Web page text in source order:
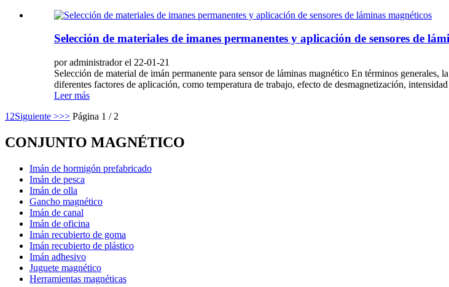
Selección de materiales de imanes permanentes y aplicación de sensores de
por administrador el 22-01-21
Selección de material de imán permanente para sensor de láminas magnético En términos
diferentes factores de aplicación, como temperatura de trabajo, efecto de desmagnetización,
Leer más
1 2Siguiente >>> Página 1 / 2
CONJUNTO MAGNÉTICO
Imán de hormigón prefabricado
Imán de pesca
Imán de olla
Gancho magnético
Imán de canal
Imán de oficina
Imán recubierto de goma
Imán recubierto de plástico
Imán adhesivo
Juguete magnético
Herramientas magnéticas